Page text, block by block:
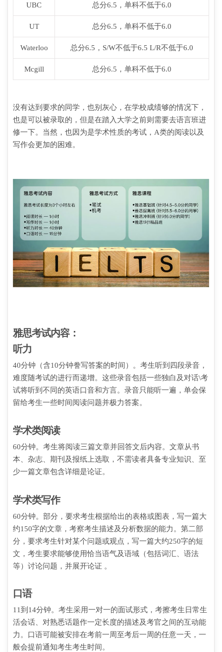
UBC 总分6.5，单科不低于6.0
UT 总分6.5，单科不低于6.0
Waterloo 总分6.5，S/W不低于6.5 L/R不低于6.0
Mcgill 总分6.5，单科不低于6.0
没有达到要求的同学，也别灰心，在学校成绩够的情况下，
也是可以被录取的，但是在踏入大学之前则需要去语言班进
修一下。当然，也因为是学术性质的考试，A类的阅读以及
写作会更加的困难。
雅思考试内容：
听力
40分钟（含10分钟誊写答案的时间）。考生听到四段录音，
难度随考试的进行而递增。这些录音包括一些独白及对话\考
试将听到不同的英语口音和方言。录音只能听一遍，单会保
留给考生一些时间阅读问题并极力答案。
学术类阅读
60分钟。考生将阅读三篇文章并回答文后内容。文章从书
本、杂志、期刊及报纸上选取，不需读者具备专业知识、至
少一篇文章包含详细是论证。
学术类写作
60分钟。部分，要求考生根据给出的表格或图表，写一篇大
约150字的文章，考察考生描述及分析数据的能力。第二部
分，要求考生针对某个问题或观点，写一篇大约250字的短
文，考生要求能够使用恰当语气及语域（包括词汇、语法
等）讨论问题，并展开论证 。
口语
11到14分钟。考生采用一对一的面试形式，考擦考生日常生
活会话、对熟悉话题作一定长度的描述及考官之间的互动能
力。口语可能被安排在考前一周至考后一周的任意一天，一
般会提前通知考生考生时间。